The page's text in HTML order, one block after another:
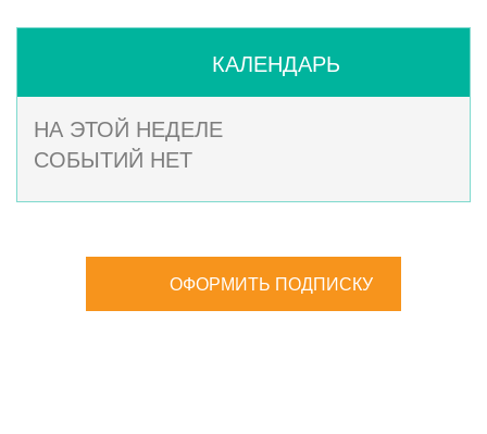
КАЛЕНДАРЬ
НА ЭТОЙ НЕДЕЛЕ
СОБЫТИЙ НЕТ
ОФОРМИТЬ ПОДПИСКУ